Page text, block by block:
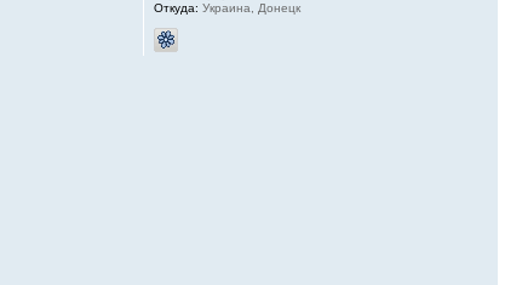
Откуда: Украина, Донецк